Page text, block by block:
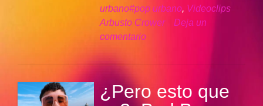
urbano#pop urbano, Videoclips
Arbusto Crower
Deja un
comentario
¿Pero esto que